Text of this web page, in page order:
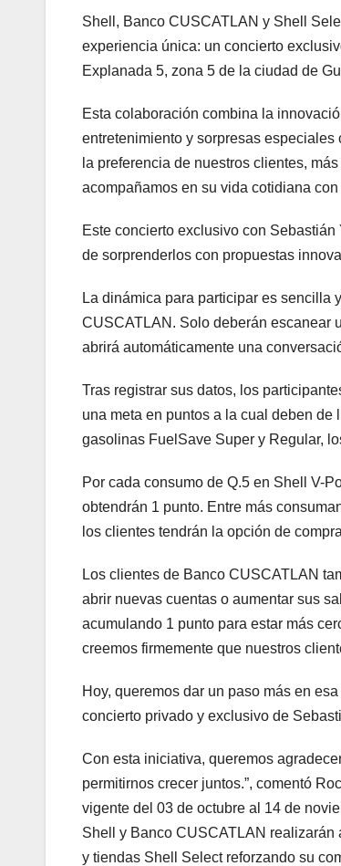
Shell, Banco CUSCATLAN y Shell
experiencia única: un concierto
Explanada 5, zona 5 de la ciudad de
Esta colaboración combina la
entretenimiento y sorpresas
la preferencia de nuestros clientes,
acompañamos en su vida cotidiana
Este concierto exclusivo con
de sorprenderlos con propuestas
La dinámica para participar es sencilla
CUSCATLAN. Solo deberán escanear
abrirá automáticamente una
Tras registrar sus datos, los
una meta en puntos a la cual deben de
gasolinas FuelSave Super y Regular,
Por cada consumo de Q.5 en Shell V-
obtendrán 1 punto. Entre más
los clientes tendrán la opción de
Los clientes de Banco CUSCATLAN
abrir nuevas cuentas o aumentar sus
acumulando 1 punto para estar más
creemos firmemente que nuestros
Hoy, queremos dar un paso más en
concierto privado y exclusivo de
Con esta iniciativa, queremos
permitirnos crecer juntos.”, comentó
vigente del 03 de octubre al 14 de
Shell y Banco CUSCATLAN
y tiendas Shell Select reforzando su